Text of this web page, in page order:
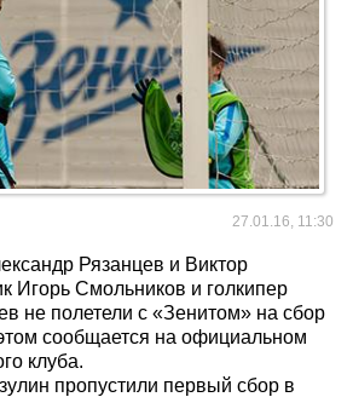
27.01.16, 11:30
Рязанцев и Виктор
Игорь Смольников и голкипер
не полетели с «Зенитом» на сбор
сообщается на официальном
клуба.
пропустили первый сбор в